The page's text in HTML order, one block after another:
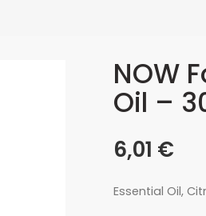
NOW
Oil –
6,01 €
Essential Oil,